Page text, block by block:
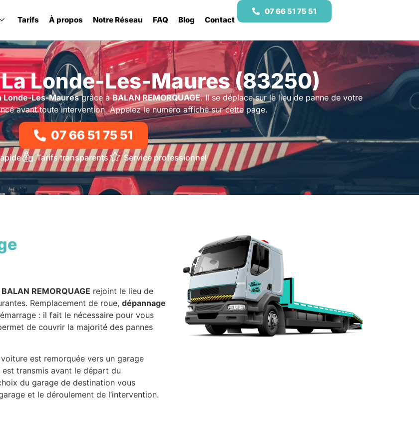
Tarifs À propos Notre Réseau FAQ Blog Contact
07 66 51 75 51
Londe-Les-Maures (83250)
Londe-Les-Mauresgrâce àBALAN REMORQUAGE. Il se déplace sur le lieu de panne de votre
avant toute intervention. Appelez le numéro affiché sur cette page.
07 66 51 75 51
Tarifs transparents Service professionnel
BALAN REMORQUAGE rejoint le lieu de
Remplacement de roue, dépannage
: il fait le nécessaire pour vous
de couvrir la majorité des pannes
est remorquée vers un garage
transmis avant le départ du
du garage de destination vous
et le déroulement de l’intervention.